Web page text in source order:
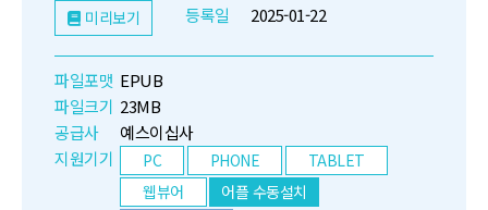
미리보기
등록일
2025-01-22
파일포맷 EPUB
파일크기 23MB
공급사
예스이십사
지원기기
PC PHONE
TABLET
웹뷰어
어플 수동설치